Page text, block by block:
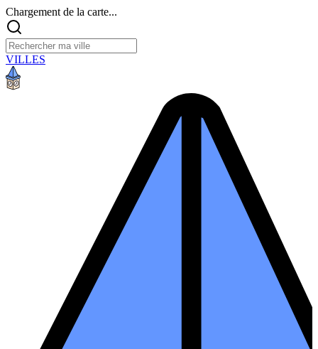
Chargement de la carte...
VILLES